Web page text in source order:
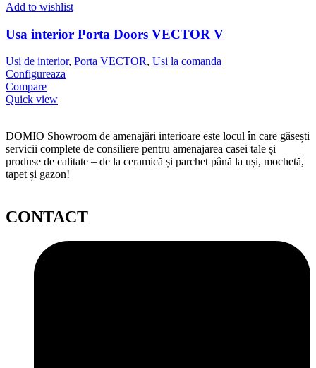
Add to wishlist
Usa interior Porta Doors VECTOR V
Usi de interior, Porta VECTOR, Usi la comanda
Configureaza
Compare
Quick view
DOMIO Showroom de amenajări interioare este locul în care găsești
servicii complete de consiliere pentru amenajarea casei tale și
produse de calitate – de la ceramică și parchet până la uși, mochetă,
tapet și gazon!
CONTACT